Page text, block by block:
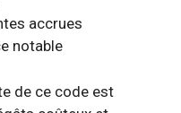
accrues
notable
de ce code est